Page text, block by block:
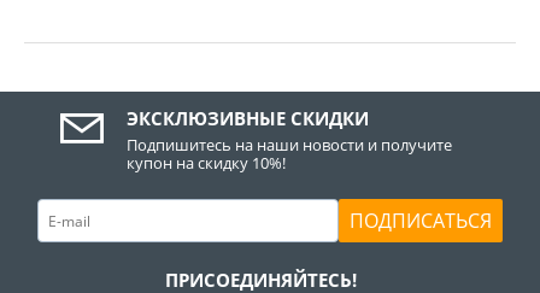
ЭКСКЛЮЗИВНЫЕ СКИДКИ
Подпишитесь на наши новости и получите
купон на скидку 10%!
ПОДПИСАТЬСЯ
ПРИСОЕДИНЯЙТЕСЬ!